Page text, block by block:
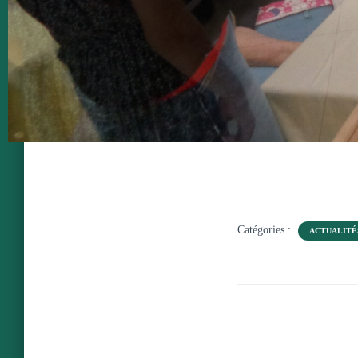
Catégories :